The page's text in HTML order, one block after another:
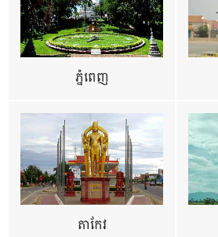
ភ្នំពេញ
តាកែវ